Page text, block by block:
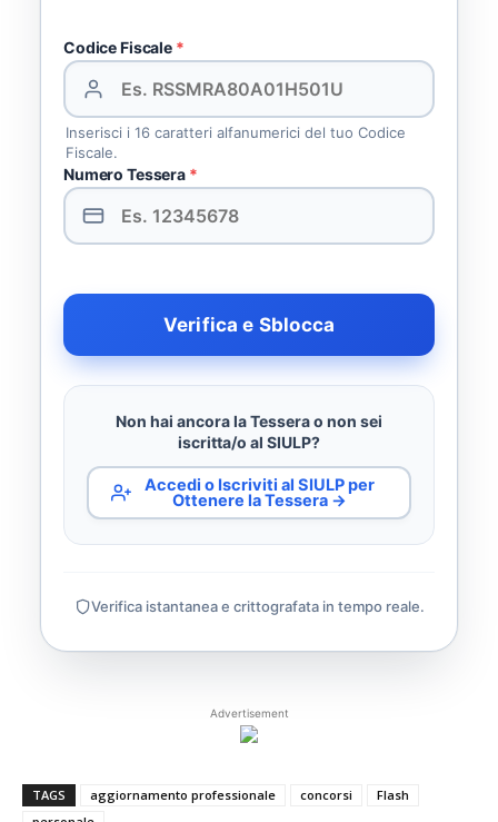
Codice Fiscale *
Inserisci i 16 caratteri alfanumerici del tuo Codice
Fiscale.
Numero Tessera *
Verifica e Sblocca
Non hai ancora la Tessera o non sei
iscritta/o al SIULP?
Accedi o Iscriviti al SIULP per
Ottenere la Tessera →
Verifica istantanea e crittografata in tempo reale.
Advertisement
TAGS aggiornamento professionale concorsi
Flash